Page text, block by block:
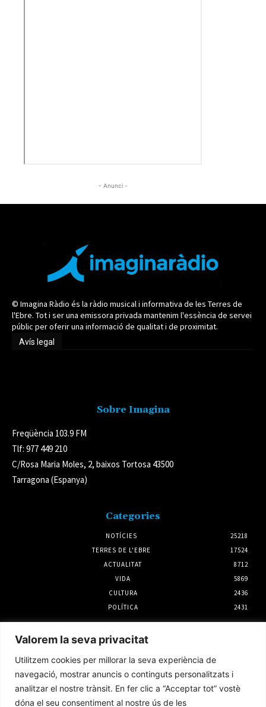
Valorem la seva privacitat
Utilitzem cookies per millorar la seva experiència de
navegació, mostrar anuncis o continguts personalitzats i
analitzar el nostre trànsit. En fer clic a “Acceptar tot” vostè
dóna el seu consentiment al nostre ús de les
- Anunci -
© Imagina Ràdio és la ràdio musical i informativa de les Terres de
l'Ebre. Tot i ser una emissora privada mantenim l'essència de servei
públic per oferir una informació de qualitat i de proximitat.
Avís legal
Sobre Imagina
Freqüència 103.9 FM
Tlf: 977 449 210
C/Rosa Maria Moles, 2, baixos Tortosa 43500
Tarragona (Espanya)
Categories
NOTÍCIES
25218
TERRES DE L'EBRE
17524
ACTUALITAT
8712
VIDA
5869
CULTURA
2436
POLÍTICA
2431
Notícies
Quina canya, la canya
3 agost 2026